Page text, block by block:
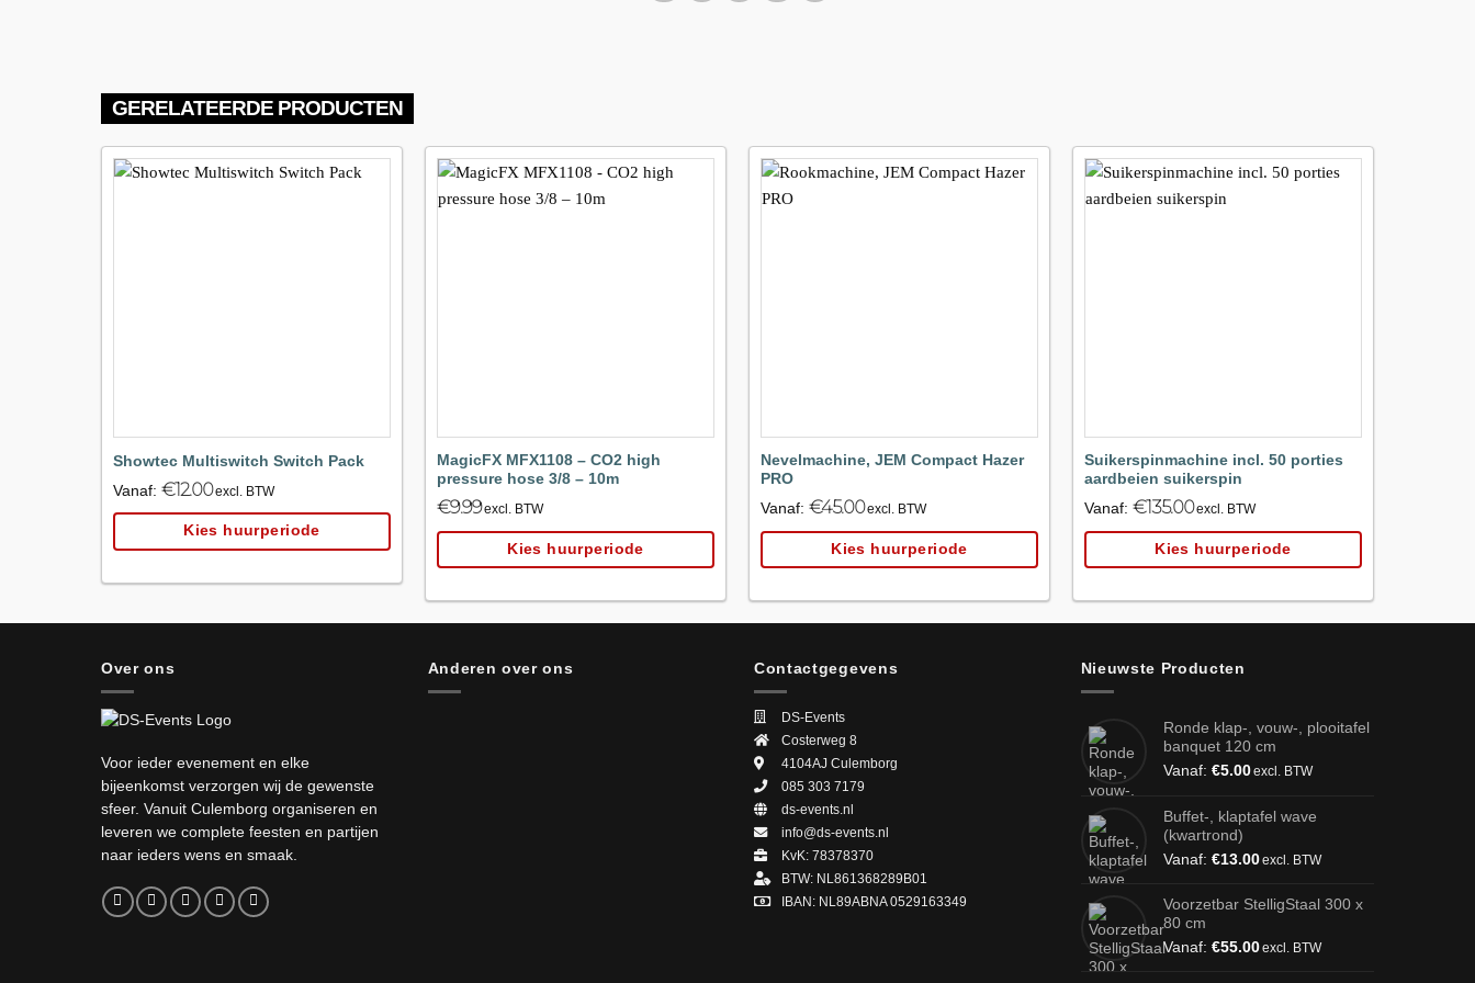
GERELATEERDE PRODUCTEN
Showtec Multiswitch Switch Pack
Vanaf: €12.00excl. BTW
Kies huurperiode
MagicFX MFX1108 – CO2 high
pressure hose 3/8 – 10m
€9.99excl. BTW
Kies huurperiode
Nevelmachine, JEM Compact Hazer
PRO
Vanaf: €45.00excl. BTW
Kies huurperiode
Suikerspinmachine incl. 50 porties
aardbeien suikerspin
Vanaf: €135.00excl. BTW
Kies huurperiode
Over ons
Voor ieder evenement en elke
bijeenkomst verzorgen wij de gewenste
sfeer. Vanuit Culemborg organiseren en
leveren we complete feesten en partijen
naar ieders wens en smaak.
Anderen over ons Contactgegevens
DS-Events
Costerweg 8
4104AJ Culemborg
085 303 7179
ds-events.nl
info@ds-events.nl
KvK: 78378370
BTW: NL861368289B01
IBAN: NL89ABNA 0529163349
Nieuwste Producten
Ronde klap-, vouw-, plooitafel
banquet 120 cm
Vanaf: €5.00excl. BTW
Buffet-, klaptafel wave
(kwartrond)
Vanaf: €13.00excl. BTW
Voorzetbar StelligStaal 300 x
80 cm
Vanaf: €55.00excl. BTW